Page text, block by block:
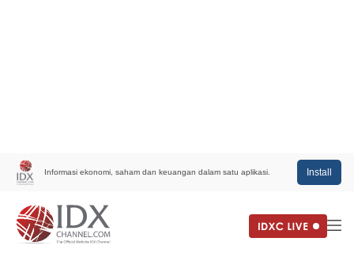
Informasi ekonomi, saham dan keuangan dalam satu aplikasi. Install